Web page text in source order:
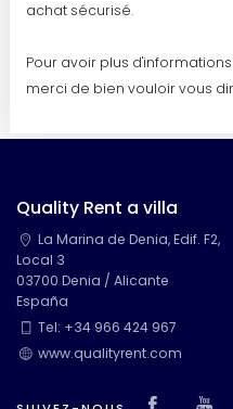
achat sécurisé.
Pour avoir plus
merci de bien vouloir vous
Quality Rent a villa
La Marina de Denia, Edif. F2,
Local 3
03700 Denia / Alicante
España
Tel: +34 966 424 967
www.qualityrent.com